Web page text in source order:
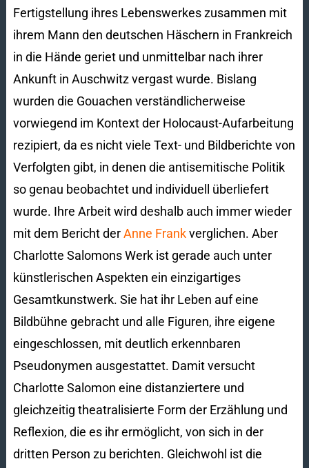
Fertigstellung ihres Lebenswerkes zusammen mit
ihrem Mann den deutschen Häschern in Frankreich
in die Hände geriet und unmittelbar nach ihrer
Ankunft in Auschwitz vergast wurde. Bislang
wurden die Gouachen verständlicherweise
vorwiegend im Kontext der Holocaust-Aufarbeitung
rezipiert, da es nicht viele Text- und Bildberichte von
Verfolgten gibt, in denen die antisemitische Politik
so genau beobachtet und individuell überliefert
wurde. Ihre Arbeit wird deshalb auch immer wieder
mit dem Bericht derAnne Frankverglichen. Aber
Charlotte Salomons Werk ist gerade auch unter
künstlerischen Aspekten ein einzigartiges
Gesamtkunstwerk. Sie hat ihr Leben auf eine
Bildbühne gebracht und alle Figuren, ihre eigene
eingeschlossen, mit deutlich erkennbaren
Pseudonymen ausgestattet. Damit versucht
Charlotte Salomon eine distanziertere und
gleichzeitig theatralisierte Form der Erzählung und
Reflexion, die es ihr ermöglicht, von sich in der
dritten Person zu berichten. Gleichwohl ist die